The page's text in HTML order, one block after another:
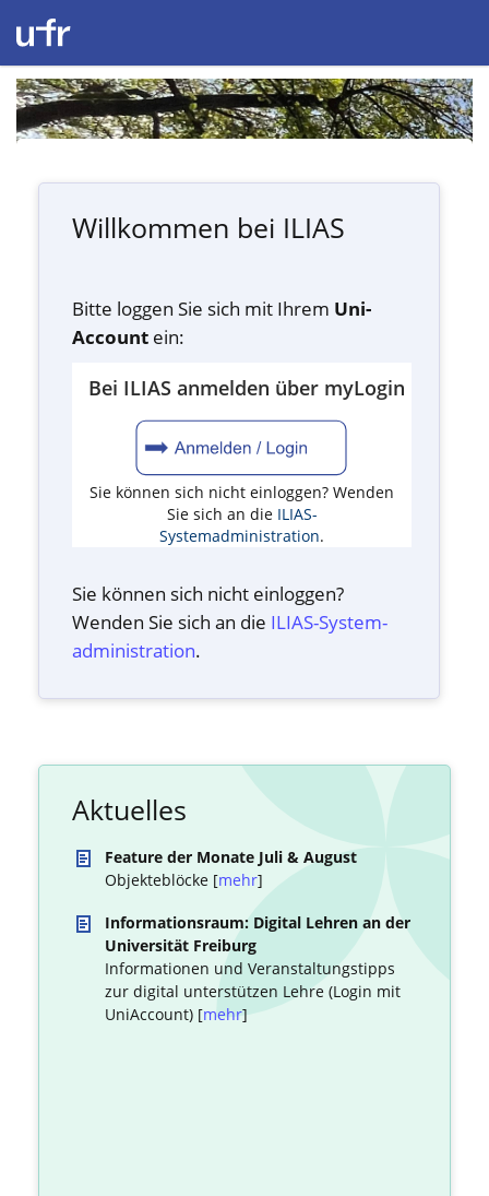
Willkommen bei ILIAS
Bitte loggen Sie sich mit Ihrem Uni-
Account ein:
Bei ILIAS anmelden über myLogin
Sie können sich nicht einloggen? Wenden
Sie sich an die ILIAS-
Systemadministration.
Sie können sich nicht einloggen?
Wenden Sie sich an die ILIAS-System­
administration.
Aktuelles
Feature der Monate Juli & August
Objekteblöcke [mehr]
Informationsraum: Digital Lehren an der
Universität Freiburg
Informationen und Veranstaltungstipps
zur digital unterstützen Lehre (Login mit
UniAccount) [mehr]